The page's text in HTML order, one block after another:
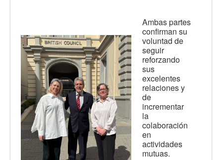
Ambas partes
confirman su
voluntad de
seguir
reforzando
sus
excelentes
relaciones y
de
incrementar
la
colaboración
en
actividades
mutuas.